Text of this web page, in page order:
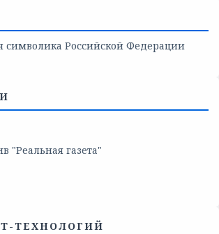
символика Российской Федерации
"Реальная газета"
ТЕХНОЛОГИЙ